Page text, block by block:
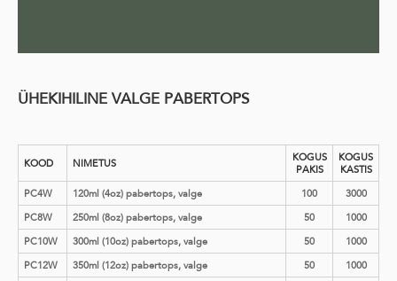
ÜHEKIHILINE VALGE PABERTOPS
KOOD NIMETUS
KOGUS
PAKIS
KOGUS
KASTIS
PC4W
120ml (4oz) pabertops, valge 100
3000
PC8W
250ml (8oz) pabertops, valge 50
1000
PC10W
300ml (10oz) pabertops, valge 50
1000
PC12W
350ml (12oz) pabertops, valge 50 1000